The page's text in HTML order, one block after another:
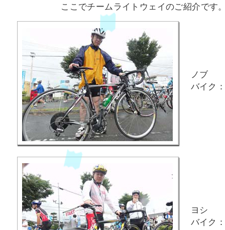
ここでチームライトウェイのご紹介です
ノブ
バイク
ヨシ
バイク